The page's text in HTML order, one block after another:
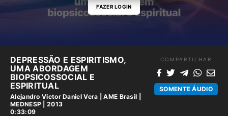
FAZER LOGIN
DEPRESSÃO E ESPIRITISMO,
UMA ABORDAGEM
BIOPSICOSSOCIAL E
ESPIRITUAL
Alejandro Victor Daniel Vera |AME Brasil
MEDNESP | 2013
0:33:09
COMPARTILHAR
SOMENTE ÁUDIO